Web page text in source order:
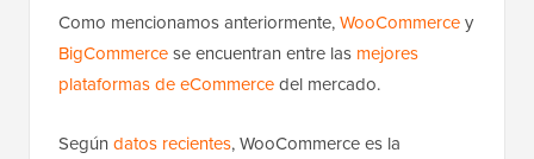
Como mencionamos anteriormente,WooCommercey
BigCommercese encuentran entre las mejores
plataformas de eCommercedel mercado.
Según datos recientes, WooCommerce es la